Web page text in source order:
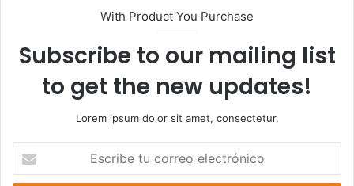
With Product You Purchase
Subscribe to our mailing list
to get the new updates!
Lorem ipsum dolor sit amet, consectetur.
c